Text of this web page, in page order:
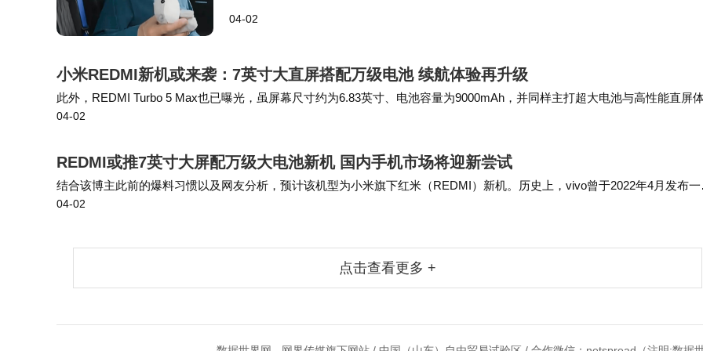
代小米SU7于3月20日正式上市，起售…
04-02
小米REDMI新机或来袭：7英寸大直屏搭配万级电池 续航体验再升级
此外，REDMI Turbo 5 Max也已曝光，虽屏幕尺寸约为6.83英寸、电池容量为9000mAh，并同样主打超大电池与高性能直屏
验，但未完全达到“7英寸+万级电池”的规格。vivo也曾在2022年4…
04-02
REDMI或推7英寸大屏配万级大电池新机 国内手机市场将迎新尝试
结合该博主此前的爆料习惯以及网友分析，预计该机型为小米旗下红米（REDMI）新机。历史上，vivo曾于2022年4月发布一
搭载7英寸OLED大屏的vivoX Note，但后续该系列并未继续更新，7英寸机型…
04-02
点击查看更多 +